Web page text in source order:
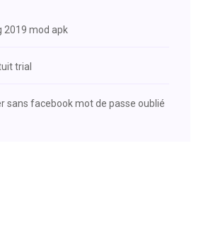
2019 mod apk
trial
sans facebook mot de passe oublié